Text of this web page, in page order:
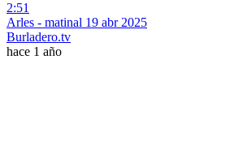
2:51
Arles - matinal 19 abr 2025
Burladero.tv
hace 1 año